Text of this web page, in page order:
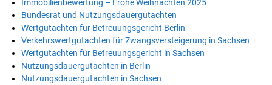
Immobilienbewertung – Frohe Weihnachten 2025
Bundesrat und Nutzungsdauergutachten
Wertgutachten für Betreuungsgericht Berlin
Verkehrswertgutachten für Zwangsversteigerung in Sachsen
Wertgutachten für Betreuungsgericht in Sachsen
Nutzungsdauergutachten in Berlin
Nutzungsdauergutachten in Sachsen